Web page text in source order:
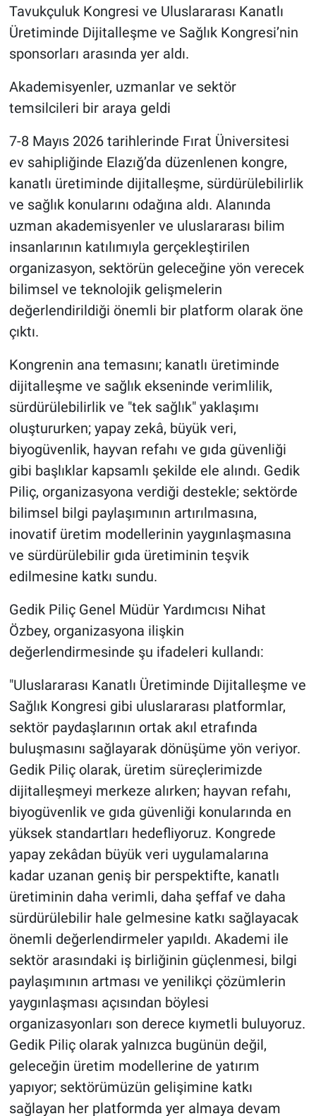
Tavukçuluk Kongresi ve Uluslararası Kanatlı
Üretiminde Dijitalleşme ve Sağlık Kongresi’nin
sponsorları arasında yer aldı.
Akademisyenler, uzmanlar ve sektör
temsilcileri bir araya geldi
7-8 Mayıs 2026 tarihlerinde Fırat Üniversitesi
ev sahipliğinde Elazığ’da düzenlenen kongre,
kanatlı üretiminde dijitalleşme, sürdürülebilirlik
ve sağlık konularını odağına aldı. Alanında
uzman akademisyenler ve uluslararası bilim
insanlarının katılımıyla gerçekleştirilen
organizasyon, sektörün geleceğine yön verecek
bilimsel ve teknolojik gelişmelerin
değerlendirildiği önemli bir platform olarak öne
çıktı.
Kongrenin ana temasını; kanatlı üretiminde
dijitalleşme ve sağlık ekseninde verimlilik,
sürdürülebilirlik ve "tek sağlık" yaklaşımı
oluştururken; yapay zekâ, büyük veri,
biyogüvenlik, hayvan refahı ve gıda güvenliği
gibi başlıklar kapsamlı şekilde ele alındı. Gedik
Piliç, organizasyona verdiği destekle; sektörde
bilimsel bilgi paylaşımının artırılmasına,
inovatif üretim modellerinin yaygınlaşmasına
ve sürdürülebilir gıda üretiminin teşvik
edilmesine katkı sundu.
Gedik Piliç Genel Müdür Yardımcısı Nihat
Özbey, organizasyona ilişkin
değerlendirmesinde şu ifadeleri kullandı:
"Uluslararası Kanatlı Üretiminde Dijitalleşme ve
Sağlık Kongresi gibi uluslararası platformlar,
sektör paydaşlarının ortak akıl etrafında
buluşmasını sağlayarak dönüşüme yön veriyor.
Gedik Piliç olarak, üretim süreçlerimizde
dijitalleşmeyi merkeze alırken; hayvan refahı,
biyogüvenlik ve gıda güvenliği konularında en
yüksek standartları hedefliyoruz. Kongrede
yapay zekâdan büyük veri uygulamalarına
kadar uzanan geniş bir perspektifte, kanatlı
üretiminin daha verimli, daha şeffaf ve daha
sürdürülebilir hale gelmesine katkı sağlayacak
önemli değerlendirmeler yapıldı. Akademi ile
sektör arasındaki iş birliğinin güçlenmesi, bilgi
paylaşımının artması ve yenilikçi çözümlerin
yaygınlaşması açısından böylesi
organizasyonları son derece kıymetli buluyoruz.
Gedik Piliç olarak yalnızca bugünün değil,
geleceğin üretim modellerine de yatırım
yapıyor; sektörümüzün gelişimine katkı
sağlayan her platformda yer almaya devam